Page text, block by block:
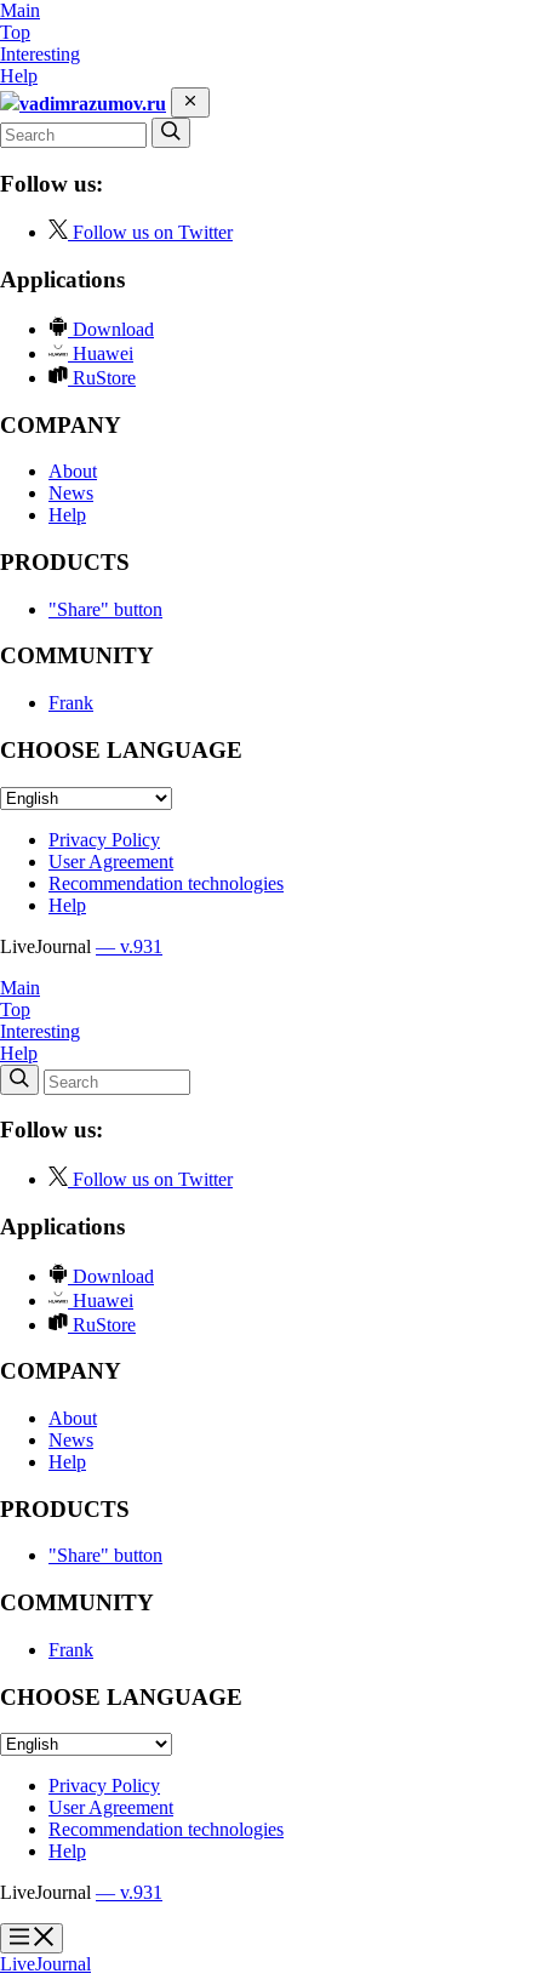
Main
Top
Interesting
Help
vadimrazumov.ru
Follow us:
Follow us on Twitter
Applications
Download
Huawei
RuStore
COMPANY
About
News
Help
PRODUCTS
"Share" button
COMMUNITY
Frank
CHOOSE LANGUAGE
Privacy Policy
User Agreement
Recommendation technologies
Help
LiveJournal — v.931
Main
Top
Interesting
Help
Follow us:
Follow us on Twitter
Applications
Download
Huawei
RuStore
COMPANY
About
News
Help
PRODUCTS
"Share" button
COMMUNITY
Frank
CHOOSE LANGUAGE
Privacy Policy
User Agreement
Recommendation technologies
Help
LiveJournal — v.931
?
?
LiveJournal